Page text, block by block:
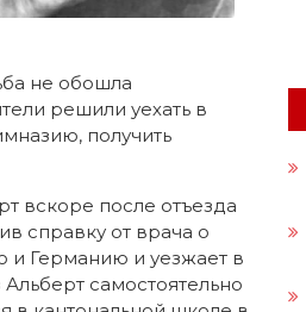
не обошла
решили уехать в
получить
вскоре после отъезда
справку от врача о
и Германию и уезжает в
самостоятельно